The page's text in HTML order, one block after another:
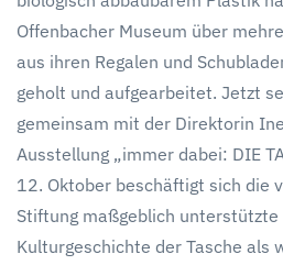
Offenbacher Museum über
aus ihren Regalen und
geholt und aufgearbeitet. Jetzt
gemeinsam mit der Direktorin
Ausstellung „immer dabei: DIE
12. Oktober beschäftigt sich die
Stiftung maßgeblich unterstützte
Kulturgeschichte der Tasche als